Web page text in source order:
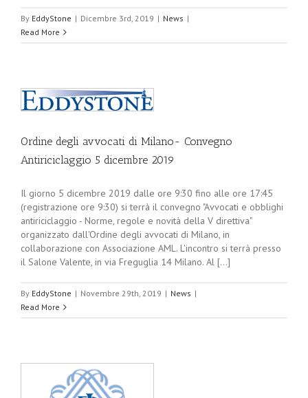
By EddyStone | Dicembre 3rd, 2019 | News |
Read More
Ordine degli avvocati di Milano- Convegno
Antiriciclaggio 5 dicembre 2019
Il giorno 5 dicembre 2019 dalle ore 9:30 fino alle ore 17:45
(registrazione ore 9:30) si terrà il convegno "Avvocati e obblighi
antiriciclaggio - Norme, regole e novità della V direttiva"
organizzato dall'Ordine degli avvocati di Milano, in
collaborazione con Associazione AML. L'incontro si terrà presso
il Salone Valente, in via Freguglia 14 Milano. Al [...]
By EddyStone | Novembre 29th, 2019 | News |
Read More